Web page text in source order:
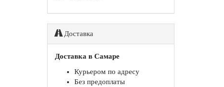
Доставка
Доставка в Самаре
Курьером по адресу
Без предоплаты